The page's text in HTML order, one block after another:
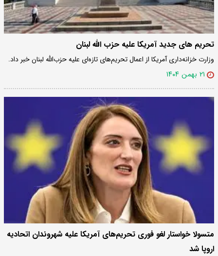
تحریم های جدید آمریکا علیه حزب الله لبنان
وزارت خزانه‌داری آمریکا از اعمال تحریم‌های تازه‌ای علیه حزب‌الله لبنان خبر داد.
۲۱ بهمن ۱۴۰۴
متسولا خواستار لغو فوری تحریم‌های آمریکا علیه شهروندان اتحادیه
اروپا شد